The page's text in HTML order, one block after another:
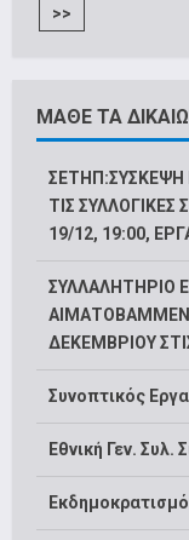
>>
ΜΑΘΕ ΤΑ
ΣΕΤΗΠ:ΣΥΣΚΕΨΗ
ΤΙΣ ΣΥΛΛΟΓΙΚΕΣ
19/12, 19:00,
ΣΥΛΛΑΛΗΤΗΡΙΟ
ΔΕΚΕΜΒΡΙΟΥ
Συνοπτικός
Εθνική Γεν. Συλ.